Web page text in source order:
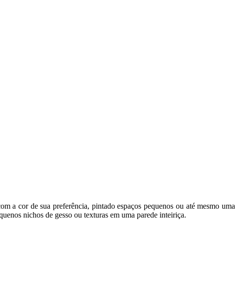
a cor de sua preferência, pintado espaços pequenos ou até mesmo uma
nichos de gesso ou texturas em uma parede inteiriça.